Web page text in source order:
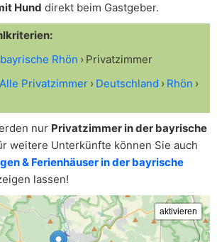
Hund direkt beim Gastgeber.
Rhön
Privatzimmer
Alle Privatzimmer Deutschland
Rhön
nur Privatzimmer in der bayrische
weitere Unterkünfte können Sie auch
& Ferienhäuser in der bayrische
lassen!